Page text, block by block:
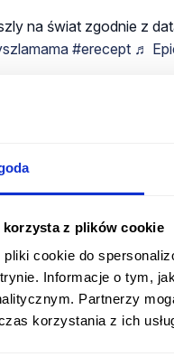
korzysta z plików cookie
cookie do
Informacje o tym,
Partnerzy
korzystania z ich
na świat zgodnie z
#erecept ♬
leki na
69.98 zł
72h,
w czasie ciąży, a